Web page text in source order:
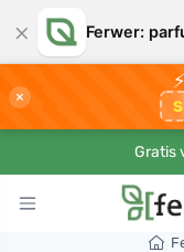
× Ferwer:
×
Gratis